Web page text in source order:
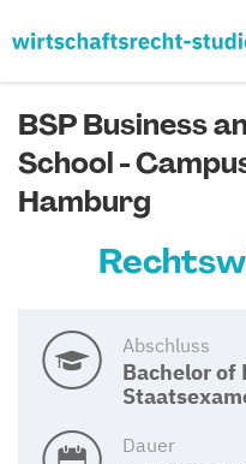
BSP Business
School -
Hamburg
Abschluss
Bachelor of
Dauer